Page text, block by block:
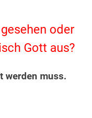
oder
Gott aus?
werden muss.